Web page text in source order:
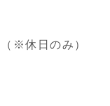
※休日のみ）